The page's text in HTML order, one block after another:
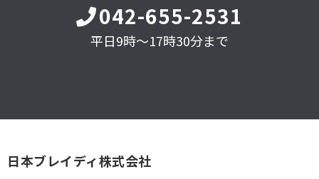
042-655-2531
平日9時～17時30分まで
日本ブレイディ株式会社